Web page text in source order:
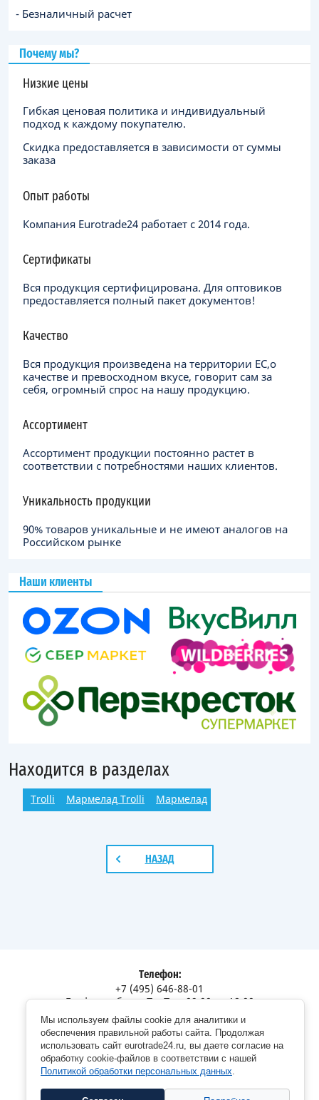
Мы используем файлы cookie для аналитики и
обеспечения правильной работы сайта. Продолжая
использовать сайт eurotrade24.ru, вы даете согласие на
обработку cookie-файлов в соответствии с нашей
Политикой обработки персональных данных.
- Безналичный расчет
Почему мы?
Низкие цены
Гибкая ценовая политика и индивидуальный
подход к каждому покупателю.
Скидка предоставляется в зависимости от суммы
заказа
Опыт работы
Компания Eurotrade24 работает с 2014 года.
Сертификаты
Вся продукция сертифицирована. Для оптовиков
предоставляется полный пакет документов!
Качество
Вся продукция произведена на территории ЕC,о
качестве и превосходном вкусе, говорит сам за
себя, огромный спрос на нашу продукцию.
Ассортимент
Ассортимент продукции постоянно растет в
соответствии с потребностями наших клиентов.
Уникальность продукции
90% товаров уникальные и не имеют аналогов на
Российском рынке
Наши клиенты
Находится в разделах
Trolli Мармелад Trolli Мармелад
НАЗАД
Телефон:
+7 (495) 646-88-01
График работы: Пн-Пт с 09:00 до 18:00
Адрес:
Московская обл., г. Долгопрудный, Дорожный пр., 12